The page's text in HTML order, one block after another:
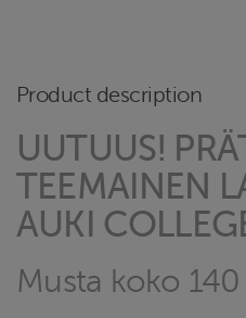
Product description
UUTUUS!
TEEMAINEN
AUKI
Musta koko